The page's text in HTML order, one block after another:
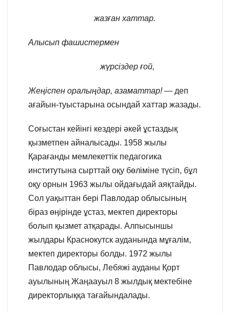
жазған хаттар.
Алысып фашистермен
жүрсіздер ғой,
Жеңіспен оралыңдар, азаматтар!— деп
ағайын-туыстарына осындай хаттар жазады.
Соғыстан кейінгі кездері әкей ұстаздық
қызметпен айналысады. 1958 жылы
Қарағанды мемлекеттік педагогика
институтына сырттай оқу бөліміне түсіп, бұл
оқу орнын 1963 жылы ойдағыдай аяқтайды.
Сол уақыттан бері Павлодар облысының
біраз өңірінде ұстаз, мектеп директоры
болып қызмет атқарады. Алпысыншы
жылдары Краснокутск ауданында мұғалім,
мектеп директоры болды. 1972 жылы
Павлодар облысы, Лебяжі ауданы Қорт
ауылының Жаңаауыл 8 жылдық мектебіне
директорлыққа тағайындалады.